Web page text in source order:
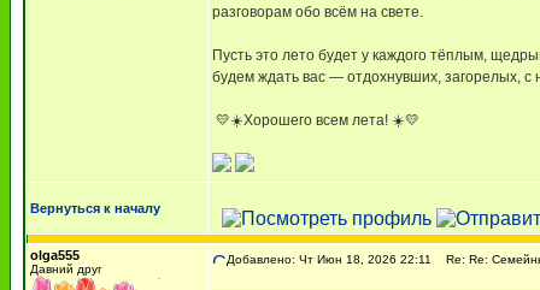
разговорам обо всём на свете.
Пусть это лето будет у каждого тёплым,
будем ждать вас — отдохнувших, загорелых, с
️ 💛☀️️Хорошего всем лета! ☀️💛
Вернуться к началу
olga555
Давний друг
Добавлено: Чт Июн 18, 2026 22:11 Re: Re: